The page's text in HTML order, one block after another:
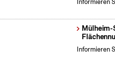
Informieren
Mülheim-
Informieren